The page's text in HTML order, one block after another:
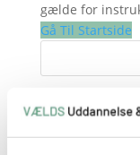
gælde for
Gå Til Startside
Recent